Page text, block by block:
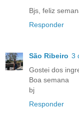
Bjs, feliz
Responder
São Ribeiro 3
Gostei dos
Boa semana
bj
Responder